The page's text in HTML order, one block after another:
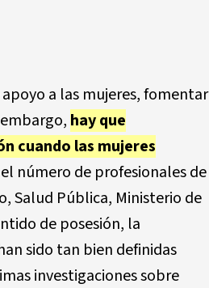
a las mujeres, fomentar
hay que
cuando las mujeres
número de profesionales de
Salud Pública, Ministerio de
de posesión, la
sido tan bien definidas
investigaciones sobre